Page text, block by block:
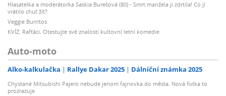
Hlasatelka a moderátorka Saskia Burešová (80) - Smrt manžela ji zdrtila! Co jí
vrátilo chuť žít?
Veggie Burritos
KVÍZ: Rafťáci. Otestujte své znalosti kultovní letní komedie
Auto-moto
Alko-kalkulačka Rallye Dakar 2025 Dálniční známka 2025
Chystané Mitsubishi Pajero nebude jenom fajnovka do města. Nová fotka to
prozrazuje